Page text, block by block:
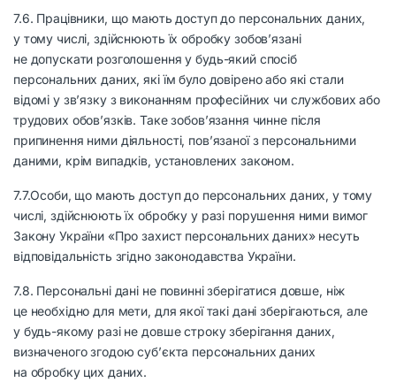
7.6. Працівники, що мають доступ до персональних даних,
у тому числі, здійснюють їх обробку зобов’язані
не допускати розголошення у будь-який спосіб
персональних даних, які їм було довірено або які стали
відомі у зв’язку з виконанням професійних чи службових або
трудових обов’язків. Таке зобов’язання чинне після
припинення ними діяльності, пов’язаної з персональними
даними, крім випадків, установлених законом.
7.7.Особи, що мають доступ до персональних даних, у тому
числі, здійснюють їх обробку у разі порушення ними вимог
Закону України «Про захист персональних даних» несуть
відповідальність згідно законодавства України.
7.8. Персональні дані не повинні зберігатися довше, ніж
це необхідно для мети, для якої такі дані зберігаються, але
у будь-якому разі не довше строку зберігання даних,
визначеного згодою суб’єкта персональних даних
на обробку цих даних.